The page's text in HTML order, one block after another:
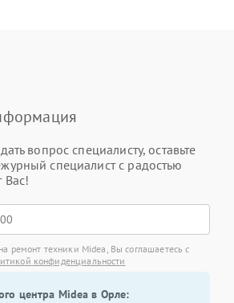
вопрос специалисту, оставьте
специалист с радостью
Вас!
ремонт техники Midea, Вы соглашаетесь с
конфиденциальности
центра Midea в Орле: